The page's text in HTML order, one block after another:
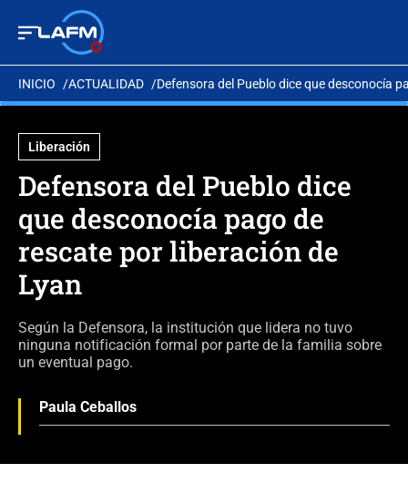
INICIO ACTUALIDAD Defensora del Pueblo dice que desconocía
Liberación
Defensora del Pueblo dice
que desconocía pago de
rescate por liberación de
Lyan
Según la Defensora, la institución que lidera no tuvo
ninguna notificación formal por parte de la familia sobre
un eventual pago.
Paula Ceballos